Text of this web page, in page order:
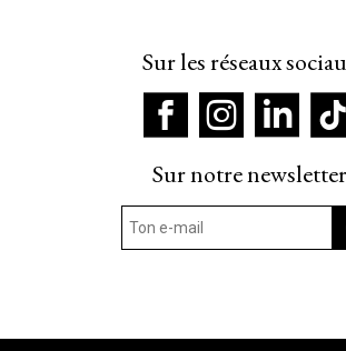
Sur les réseaux
Sur notre newsletter